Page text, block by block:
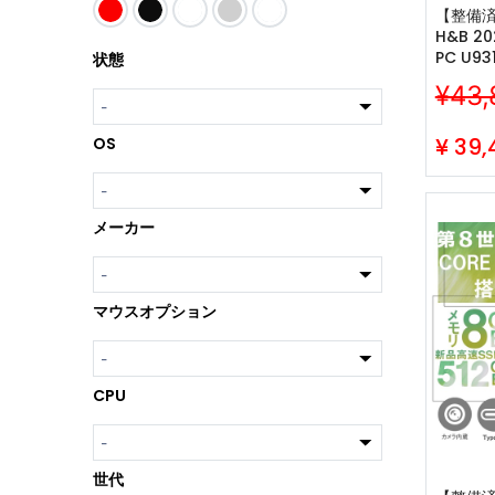
状態
OS
メーカー
マウスオプション
CPU
世代
【整備
H&B
PC
カメラ/
/
¥